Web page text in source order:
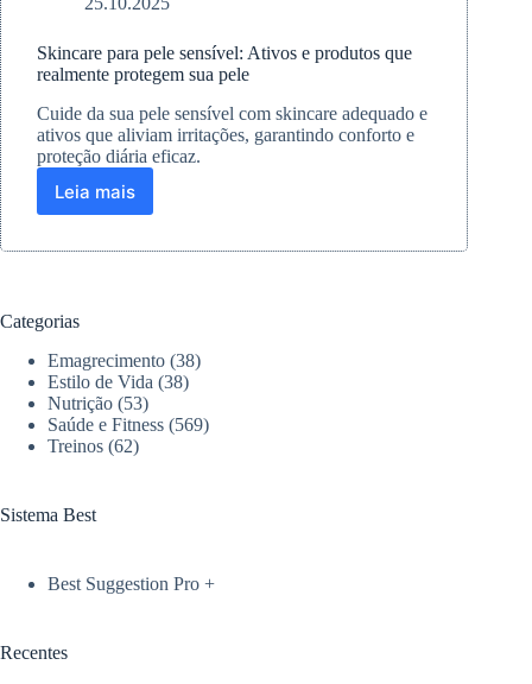
Skincare para pele sensível: Ativos e produtos que
realmente protegem sua pele
Cuide da sua pele sensível com skincare adequado e
ativos que aliviam irritações, garantindo conforto e
proteção diária eficaz.
Leia mais
Skincare
pele
que
realmente
protegem
sua
pele
Categorias
Emagrecimento (38)
Estilo de Vida (38)
Nutrição (53)
Saúde e Fitness (569)
Treinos (62)
Sistema Best
Best Suggestion Pro +
Recentes